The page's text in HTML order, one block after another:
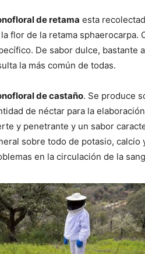
de retama esta
flor de la retama sphaerocarpa.
De sabor dulce, bastante
la más común de todas.
de castaño. Se produce
de néctar para la
y penetrante y un sabor
sobre todo de potasio, calcio
en la circulación de la